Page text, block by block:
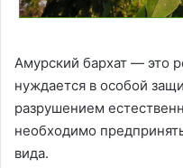
Амурский бархат — это
нуждается в особой
разрушением
необходимо
вида.